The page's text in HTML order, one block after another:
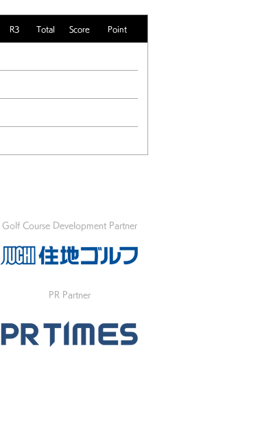
R3 Total Score Point
Golf Course Development Partner
PR Partner